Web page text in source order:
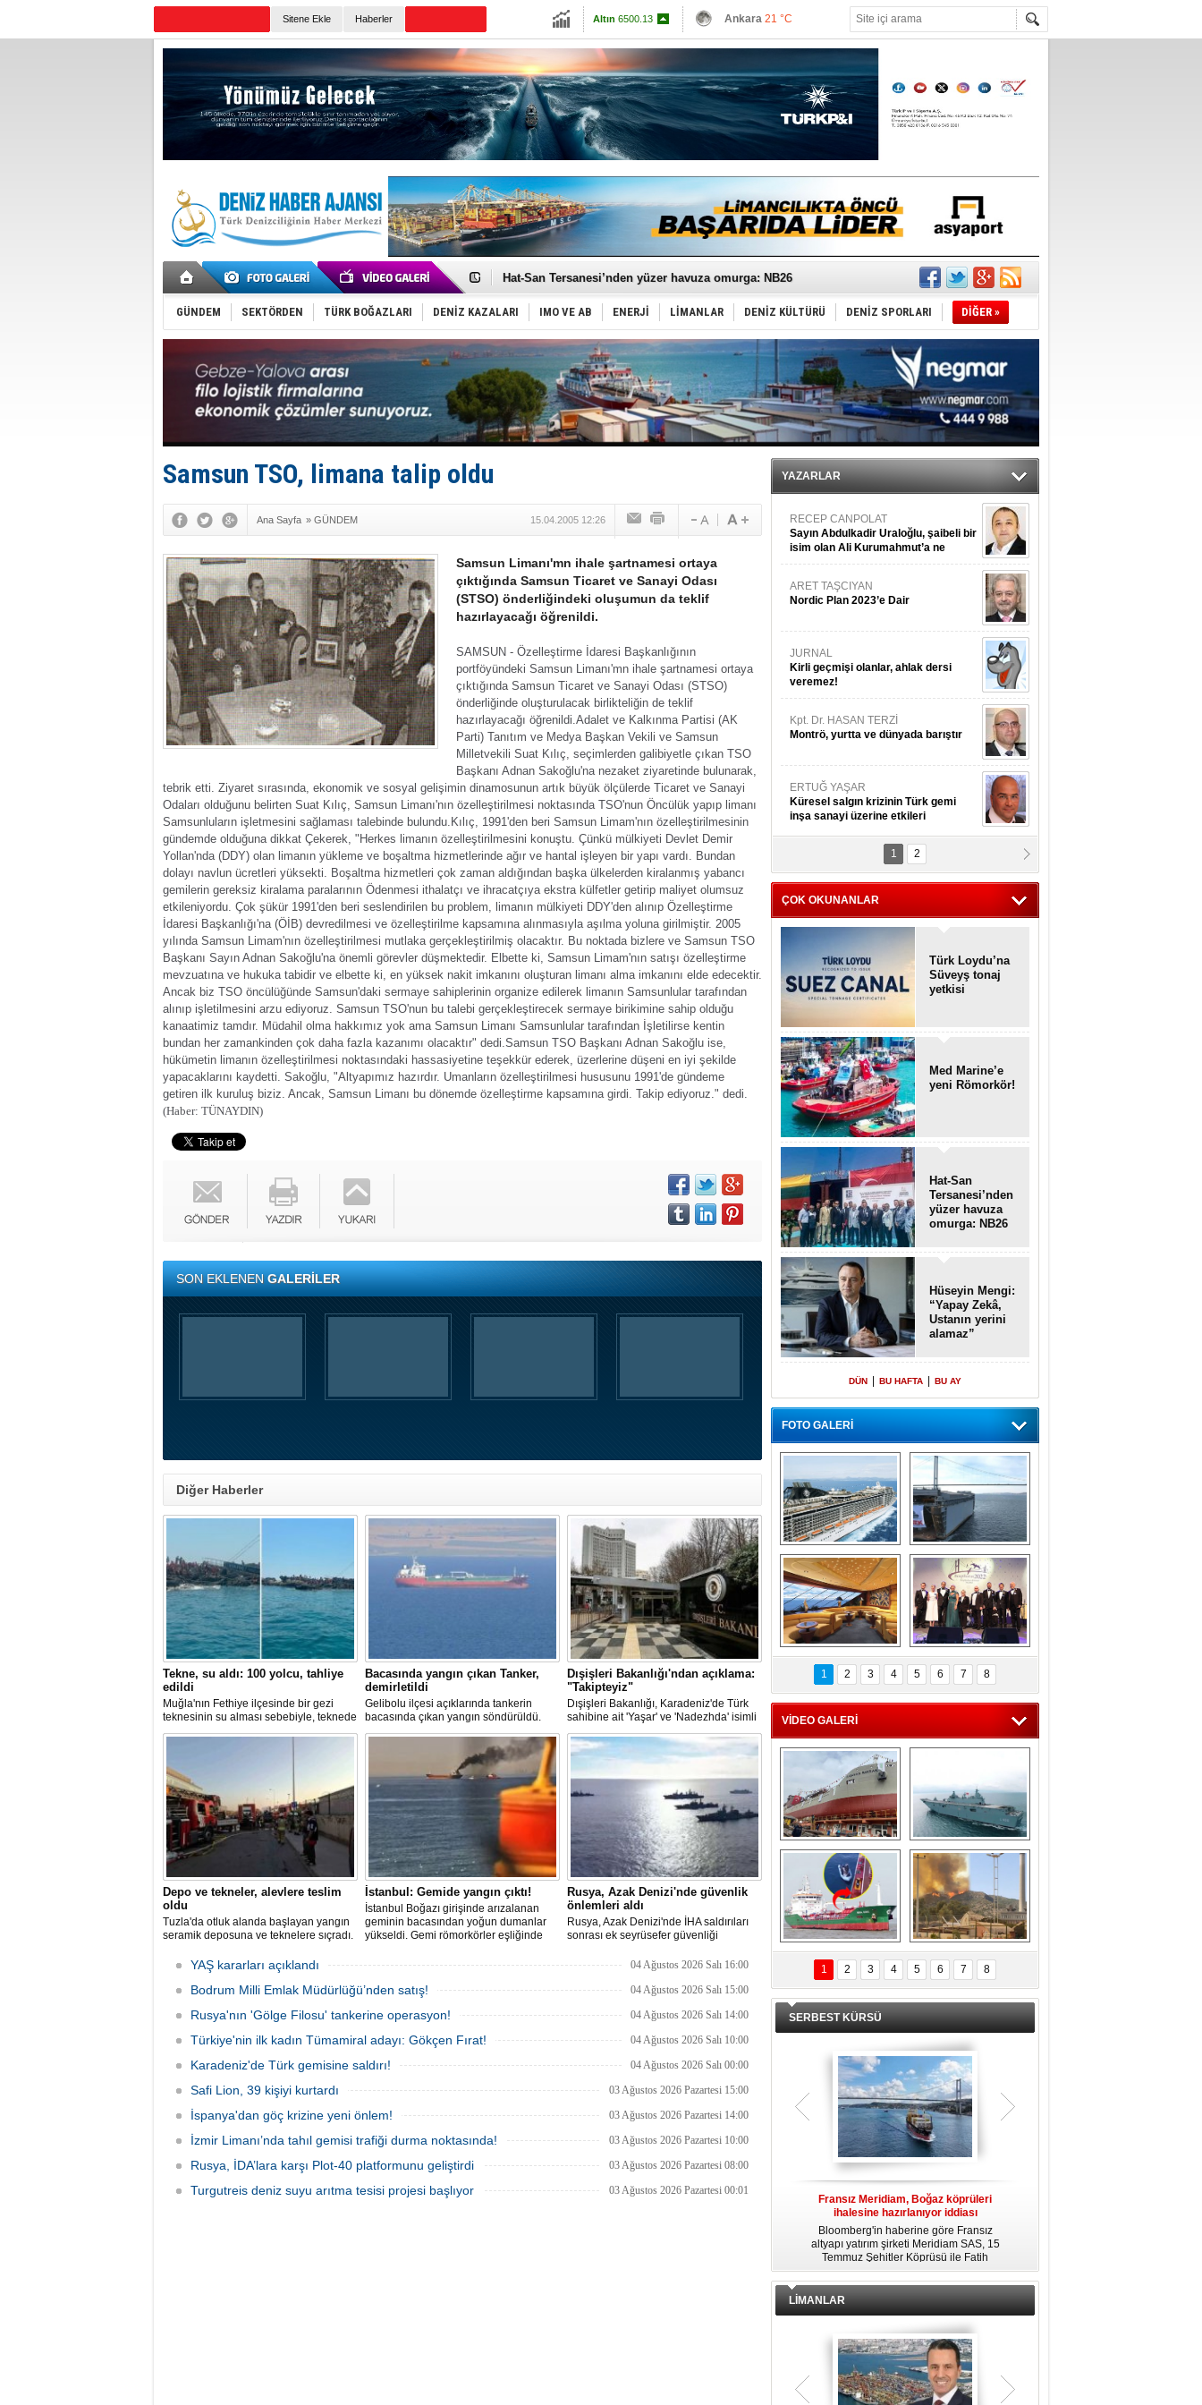
Sitene Ekle Haberler
Altın 6500.13
Euro55.0638
Ankara 21 °C
Antalya27 °C
Muğla 24 °C
Çanakkale 25 °C
Türk Loydu’na Süveyş tonaj yetkisi
Hat-San Tersanesi’nden yüzer havuza omurga: NB26
Med Marine’e yeni Römorkör!
KOSDER’den Karadeniz için ‘Çağrı’!
Kalyoncu’dan ‘Sefer’ kararı!
Tekne, su aldı: 100 yolcu, tahliye edildi
Bacasında yangın çıkan Tanker, demirletildi
Dışişleri Bakanlığı'ndan açıklama: "Takipteyiz"
Depo ve tekneler, alevlere teslim oldu
Kruvaziyer Şirketleri işte buralara ‘Yatırım’ yapıyor
SES Yachts’tan EPOQ 36!
Kargıcak Koyu’nda tekne yangını!
Denizlerin dibinde 8 bin 500 gemi petrol sızıntısı riskiyle çürüyor
GÜNDEM SEKTÖRDEN TÜRK BOĞAZLARI DENİZ KAZALARI IMO VE AB ENERJİ LİMANLAR DENİZ KÜLTÜRÜ DENİZ SPORLARI DİĞER »
Samsun TSO, limana talip oldu
Ana Sayfa » GÜNDEM 15.04.2005 12:26
Samsun Limanı'mn ihale şartnamesi ortaya
çıktığında Samsun Ticaret ve Sanayi Odası
(STSO) önderliğindeki oluşumun da teklif
hazırlayacağı öğrenildi.
SAMSUN - Özelleştirme İdaresi Başkanlığının
portföyündeki Samsun Limanı'mn ihale şartnamesi ortaya
çıktığında Samsun Ticaret ve Sanayi Odası (STSO)
önderliğinde oluşturulacak birlikteliğin de teklif
hazırlayacağı öğrenildi.Adalet ve Kalkınma Partisi (AK
Parti) Tanıtım ve Medya Başkan Vekili ve Samsun
Milletvekili Suat Kılıç, seçimlerden galibiyetle çıkan TSO
Başkanı Adnan Sakoğlu'na nezaket ziyaretinde bulunarak,
tebrik etti. Ziyaret sırasında, ekonomik ve sosyal gelişimin dinamosunun artık büyük ölçülerde Ticaret ve Sanayi
Odaları olduğunu belirten Suat Kılıç, Samsun Limanı'nın özelleştirilmesi noktasında TSO'nun Öncülük yapıp limanı
Samsunluların işletmesini sağlaması talebinde bulundu. Kılıç, 1991'den beri Samsun Limam'nın özelleştirilmesinin
gündemde olduğuna dikkat Çekerek, "Herkes limanın özelleştirilmesini konuştu. Çünkü mülkiyeti Devlet Demir
Yollan'nda (DDY) olan limanın yükleme ve boşaltma hizmetlerinde ağır ve hantal işleyen bir yapı vardı. Bundan
dolayı navlun ücretleri yüksekti. Boşaltma hizmetleri çok zaman aldığından başka ülkelerden kiralanmış yabancı
gemilerin gereksiz kiralama paralarının Ödenmesi ithalatçı ve ihracatçıya ekstra külfetler getirip maliyet olumsuz
etkileniyordu. Çok şükür 1991'den beri seslendirilen bu problem, limanın mülkiyeti DDY'den alınıp Özelleştirme
İdaresi Başkanlığı'na (ÖİB) devredilmesi ve özelleştirilme kapsamına alınmasıyla aşılma yoluna girilmiştir. 2005
yılında Samsun Limam'nın özelleştirilmesi mutlaka gerçekleştirilmiş olacaktır. Bu noktada bizlere ve Samsun TSO
Başkanı Sayın Adnan Sakoğlu'na önemli görevler düşmektedir. Elbette ki, Samsun Limam'nın satışı özelleştirme
mevzuatına ve hukuka tabidir ve elbette ki, en yüksek nakit imkanını oluşturan limanı alma imkanını elde edecektir.
Ancak biz TSO öncülüğünde Samsun'daki sermaye sahiplerinin organize edilerek limanın Samsunlular tarafından
alınıp işletilmesini arzu ediyoruz. Samsun TSO'nun bu talebi gerçekleştirecek sermaye birikimine sahip olduğu
kanaatimiz tamdır. Müdahil olma hakkımız yok ama Samsun Limanı Samsunlular tarafından İşletilirse kentin
bundan her zamankinden çok daha fazla kazanımı olacaktır" dedi.Samsun TSO Başkanı Adnan Sakoğlu ise,
hükümetin limanın özelleştirilmesi noktasındaki hassasiyetine teşekkür ederek, üzerlerine düşeni en iyi şekilde
yapacaklarını kaydetti. Sakoğlu, "Altyapımız hazırdır. Umanların özelleştirilmesi hususunu 1991'de gündeme
getiren ilk kuruluş biziz. Ancak, Samsun Limanı bu dönemde özelleştirme kapsamına girdi. Takip ediyoruz." dedi.
(Haber: TÜNAYDIN)
SON EKLENENGALERİLER
Diğer Haberler
Tekne, su aldı: 100 yolcu, tahliye
edildi
Muğla'nın Fethiye ilçesinde bir gezi
teknesinin su alması sebebiyle, teknede
bulunan 100 yolcu tahliye edildi,
Bacasında yangın çıkan Tanker,
demirletildi
Gelibolu ilçesi açıklarında tankerin
bacasında çıkan yangın söndürüldü.
Tanker, ardından Şevketiye Demir
Dışişleri Bakanlığı'ndan açıklama:
"Takipteyiz"
Dışişleri Bakanlığı, Karadeniz'de Türk
sahibine ait 'Yaşar' ve 'Nadezhda' isimli
sivil gemilere yönelik insansız hava
araçlarıyla gerçekleştirilen saldırıda
yaralanan personelin sağlık durumu ve
güvenliğinin yakından takip edildiğini
Depo ve tekneler, alevlere teslim
oldu
Tuzla'da otluk alanda başlayan yangın
seramik deposuna ve teknelere sıçradı.
alevleri kontrol altına aldı.
İstanbul: Gemide yangın çıktı!
İstanbul Boğazı girişinde arızalanan
geminin bacasından yoğun dumanlar
yükseldi. Gemi römorkörler eşliğinde
Rusya, Azak Denizi'nde güvenlik
önlemleri aldı
Rusya, Azak Denizi'nde İHA saldırıları
sonrası ek seyrüsefer güvenliği
YAŞ kararları açıklandı 04 Ağustos 2026 Salı 16:00
Bodrum Milli Emlak Müdürlüğü’nden satış! 04 Ağustos 2026 Salı 15:00
Rusya'nın 'Gölge Filosu' tankerine operasyon! 04 Ağustos 2026 Salı 14:00
Türkiye'nin ilk kadın Tümamiral adayı: Gökçen Fırat! 04 Ağustos 2026 Salı 10:00
Karadeniz'de Türk gemisine saldırı! 04 Ağustos 2026 Salı 00:00
Safi Lion, 39 kişiyi kurtardı 03 Ağustos 2026 Pazartesi 15:00
İspanya'dan göç krizine yeni önlem! 03 Ağustos 2026 Pazartesi 14:00
İzmir Limanı’nda tahıl gemisi trafiği durma noktasında! 03 Ağustos 2026 Pazartesi 10:00
Rusya, İDA’lara karşı Plot-40 platformunu geliştirdi 03 Ağustos 2026 Pazartesi 08:00
Turgutreis deniz suyu arıtma tesisi projesi başlıyor 03 Ağustos 2026 Pazartesi 00:01
YAZARLAR
RECEP CANPOLAT
Sayın Abdulkadir Uraloğlu, şaibeli bir
isim olan Ali Kurumahmut’a ne
danışıyorsunuz?
ARET TAŞCIYAN
Nordic Plan 2023’e Dair
JURNAL
Kirli geçmişi olanlar, ahlak dersi
veremez!
Kpt. Dr. HASAN TERZİ
Montrö, yurtta ve dünyada barıştır
ERTUĞ YAŞAR
Küresel salgın krizinin Türk gemi
inşa sanayi üzerine etkileri
Kpt. MESUT AZMİ GÖKSOY
ithafen...
1 2
ÇOK OKUNANLAR
Türk Loydu’na
Süveyş tonaj
yetkisi
Med Marine’e
yeni Römorkör!
Hat-San
Tersanesi’nden
yüzer havuza
omurga: NB26
Hüseyin Mengi:
“Yapay Zekâ,
Ustanın yerini
alamaz”
DÜN BU HAFTA BU AY
FOTO GALERİ
“Gemi içinde gemi”
konsepti ile MSC
Splendida
Dünyada tek!
Denizaltı yüzer
havuzu intikal
seyrine başladı
MSC'den 55 milyon
euroluk turizm geliri
müjdesi
5. Bosphorus Ship
Brokers Dinner,
İstanbul’da yapıldı
1 2 3 4 5 6 7 8
VİDEO GALERİ
Çeksan Tersanesi,
Başaran Bayrak
tankerini suya
indirdi
TCG Anadolu,
tersane teknik
seyrini tamamladı
Göçmenlerin
imdadına Türk
sahipli MINA DENIZ
yetişti
Milas’taki yangın
yeniden termik
santrallere doğru
ilerliyor
1 2 3 4 5 6 7 8
SERBEST KÜRSÜ
Fransız Meridiam, Boğaz köprüleri
ihalesine hazırlanıyor iddiası
Bloomberg'in haberine göre Fransız
altyapı yatırım şirketi Meridiam SAS, 15
Temmuz Şehitler Köprüsü ile Fatih
Sultan Mehmet Köprüsü'nün
özelleştirilmesine yönelik ihaleyle
zamanda kendi yat limanı, helikopter
pisti ve seçkin villaları da içeren koca
LİMANLAR